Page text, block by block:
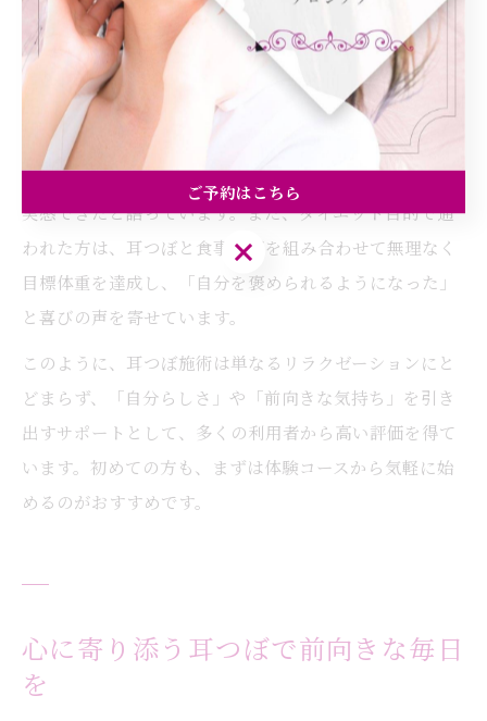
のサポートになった」といった声が多く聞かれます。耳
つぼをきっかけに生活習慣が改善し、自分に自信が持て
るようになったという実例も豊富です。
例えば、仕事や育児でストレスを感じていた30代女性
は、耳つぼ施術を受けることで睡眠の質や気分の安定を
実感できたと語っています。また、ダイエット目的で通
われた方は、耳つぼと食事指導を組み合わせて無理なく
目標体重を達成し、「自分を褒められるようになった」
と喜びの声を寄せています。
このように、耳つぼ施術は単なるリラクゼーションにと
どまらず、「自分らしさ」や「前向きな気持ち」を引き
出すサポートとして、多くの利用者から高い評価を得て
います。初めての方も、まずは体験コースから気軽に始
めるのがおすすめです。
心に寄り添う耳つぼで前向きな毎日
を
ご予約はこちら
ご予約はこちら